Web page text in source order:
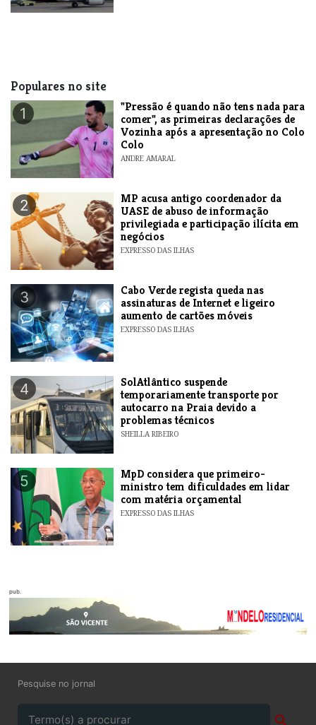
Populares no site
1
"Pressão é quando não tens nada para
comer", as primeiras declarações de
Vozinha após a apresentação no Colo
Colo
ANDRE AMARAL
2
MP acusa antigo coordenador da
UASE de abuso de informação
privilegiada e participação ilícita em
negócios
EXPRESSO DAS ILHAS
3
Cabo Verde regista queda nas
assinaturas de Internet e ligeiro
aumento de cartões móveis
EXPRESSO DAS ILHAS
4
SolAtlântico suspende
temporariamente transporte por
autocarro na Praia devido a
problemas técnicos
SHEILLA RIBEIRO
5
MpD considera que primeiro-
ministro tem dificuldades em lidar
com matéria orçamental
EXPRESSO DAS ILHAS
pub.
Pesquise no jornal